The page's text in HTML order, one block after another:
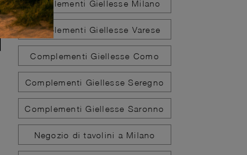
Complementi Giellesse Milano
Complementi Giellesse Varese
Complementi Giellesse Como
Complementi Giellesse Seregno
Complementi Giellesse Saronno
Negozio di tavolini a Milano